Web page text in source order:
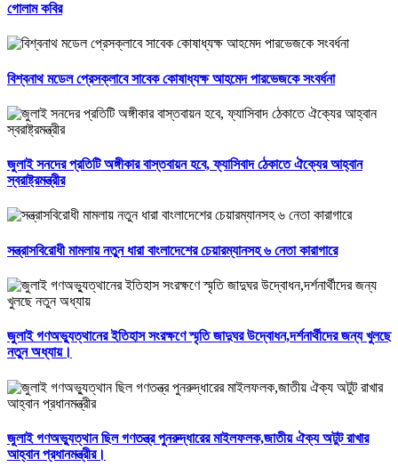
গোলাম কবির
বিশ্বনাথ মডেল প্রেসক্লাবে সাবেক কোষাধ্যক্ষ আহমেদ পারভেজকে সংবর্ধনা
জুলাই সনদের প্রতিটি অঙ্গীকার বাস্তবায়ন হবে, ফ্যাসিবাদ ঠেকাতে ঐক্যের আহ্বান
স্বরাষ্ট্রমন্ত্রীর
সন্ত্রাসবিরোধী মামলায় নতুন ধারা বাংলাদেশের চেয়ারম্যানসহ ৬ নেতা কারাগারে
জুলাই গণঅভ্যুত্থানের ইতিহাস সংরক্ষণে স্মৃতি জাদুঘর উদ্বোধন,দর্শনার্থীদের জন্য খুলছে
নতুন অধ্যায়।
জুলাই গণঅভ্যুত্থান ছিল গণতন্ত্র পুনরুদ্ধারের মাইলফলক,জাতীয় ঐক্য অটুট রাখার
আহ্বান প্রধানমন্ত্রীর।